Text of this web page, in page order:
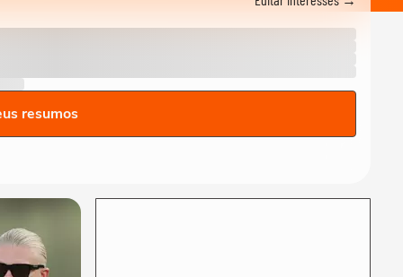
COPA DO MUNDO DA FIFA 2026
Gavi na final...
Torcedores argentinos
resumos